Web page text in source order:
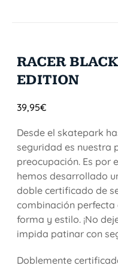
RACER
EDITION
39,95€
Desde el skatepark
seguridad es nuestra
preocupación. Es por
hemos desarrollado
doble certificado de
combinación perfecta
forma y estilo. ¡No
impida patinar con
Doblemente